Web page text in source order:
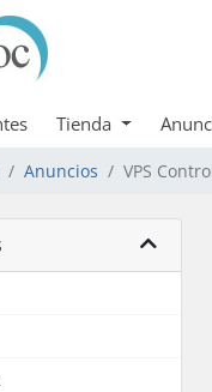
Tienda
Anuncios VPS